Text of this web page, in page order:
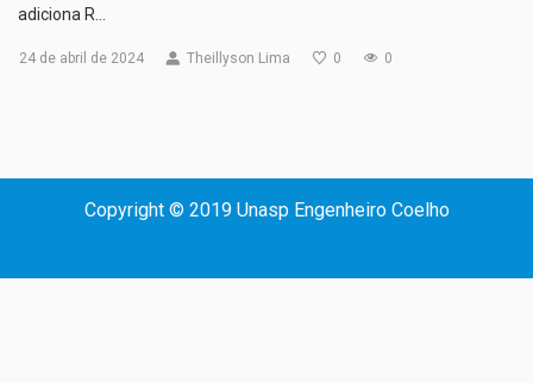
adiciona R…
24 de abril de 2024 Theillyson Lima 0 0
Copyright © 2019 Unasp Engenheiro Coelho